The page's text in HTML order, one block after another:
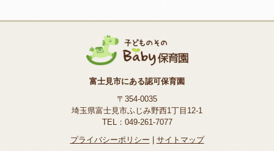
富士見市にある認可保育園
〒354-0035
埼玉県富士見市ふじみ野西1丁目12-1
TEL：049-261-7077
プライバシーポリシー | サイトマップ